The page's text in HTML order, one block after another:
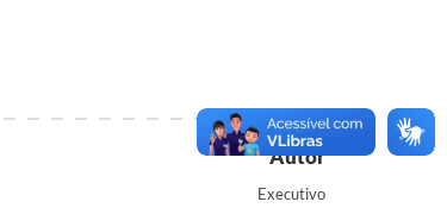
Autor
Executivo